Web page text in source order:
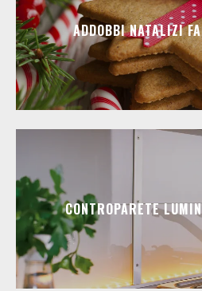
ADDOBBI NATALIZI
CONTROPARETE